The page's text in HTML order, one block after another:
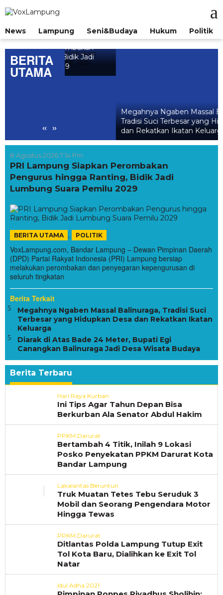
ke
News
Lampung Seni&Budaya Hukum Politik
BERITA
UTAMA
« »
Bidik Jadi
Megahnya Ngaben Massal Balinuraga,
Tradisi Suci Terbesar yang Hidupkan Desa
dan Rekatkan Ikatan Keluarga
8 Agustus 2026 7:14 Pm
PRI Lampung Siapkan Perombakan
Pengurus hingga Ranting, Bidik Jadi
Lumbung Suara Pemilu 2029
BERITA UTAMA , POLITIK
VoxLampung.com, Bandar Lampung – Dewan Pimpinan Daerah
(DPD) Partai Rakyat Indonesia (PRI) Lampung bersiap
melakukan perombakan dan penyegaran kepengurusan di
seluruh tingkatan
Berita Terkait
Megahnya Ngaben Massal Balinuraga, Tradisi Suci
Terbesar yang Hidupkan Desa dan Rekatkan Ikatan
Keluarga
Diarak di Atas Bade 24 Meter, Bupati Egi
Canangkan Balinuraga Jadi Desa Wisata Budaya
Berita Terbaru
VoxLampung
Hari Raya Kurban
Ini Tips Agar Tahun Depan Bisa
Berkurban Ala Senator Abdul Hakim
PPKM Darurat
Bertambah 4 Titik, Inilah 9 Lokasi
Posko Penyekatan PPKM Darurat Kota
Bandar Lampung
Lakalantas Beruntun
Truk Muatan Tetes Tebu Seruduk 3
Mobil dan Seorang Pengendara Motor
Hingga Tewas
PPKM Darurat
Ditlantas Polda Lampung Tutup Exit
Tol Kota Baru, Dialihkan ke Exit Tol
Natar
Idul Adha 2021